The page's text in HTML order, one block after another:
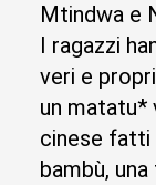
Mtindwa e
I ragazzi
veri e
un matatu*
cinese
bambù,